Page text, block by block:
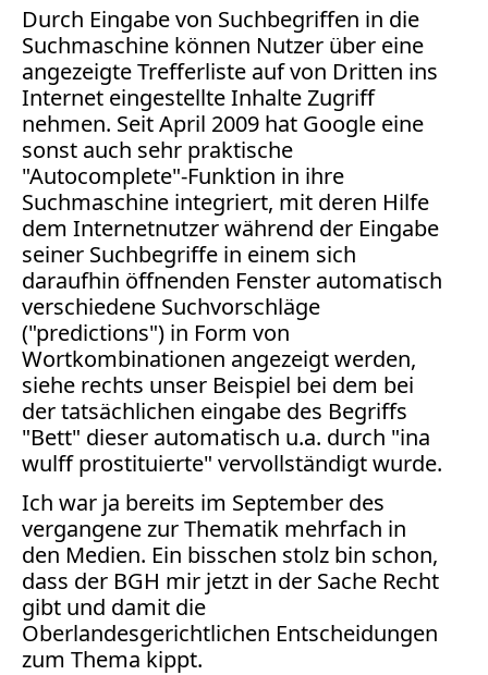
Durch Eingabe von Suchbegriffen in die
Suchmaschine können Nutzer über eine
angezeigte Trefferliste auf von Dritten ins
Internet eingestellte Inhalte Zugriff
nehmen. Seit April 2009 hat Google eine
sonst auch sehr praktische
"Autocomplete"-Funktion in ihre
Suchmaschine integriert, mit deren Hilfe
dem Internetnutzer während der Eingabe
seiner Suchbegriffe in einem sich
daraufhin öffnenden Fenster automatisch
verschiedene Suchvorschläge
("predictions") in Form von
Wortkombinationen angezeigt werden,
siehe rechts unser Beispiel bei dem bei
der tatsächlichen eingabe des Begriffs
"Bett" dieser automatisch u.a. durch "ina
wulff prostituierte" vervollständigt wurde.
Ich war ja bereits im September des
vergangene zur Thematik mehrfach in
den Medien. Ein bisschen stolz bin schon,
dass der BGH mir jetzt in der Sache Recht
gibt und damit die
Oberlandesgerichtlichen Entscheidungen
zum Thema kippt.
Beleidigung
Datenschutz
Ebay
Facebook
Fotorecht
Google
Haftung
Influencer
Instagram
Internetrecht
Markenrecht
Meinungsfreiheit
Persönlichkeitsrecht
Print
Radio
Sportwetten
TV
Tagesspiegel
Urheberrecht
Verbraucherrecht
Volle
Kanne